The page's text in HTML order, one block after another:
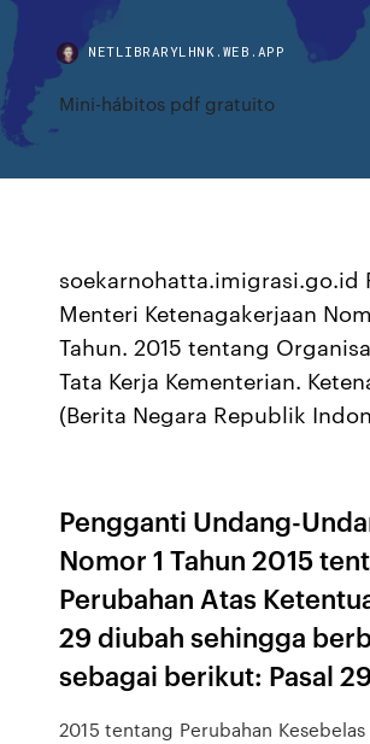
NETLIBRARYLHNK.WEB.APP
Mini-hábitos pdf gratuito
soekarnohatta.imigrasi.go.id
Menteri Ketenagakerjaan
Tahun. 2015 tentang
Tata Kerja Kementerian.
(Berita Negara Republik
Pengganti Undang-
Nomor 1 Tahun 2015
Perubahan Atas
29 diubah sehingga
sebagai berikut: Pasal
2015 tentang Perubahan Kesebelas